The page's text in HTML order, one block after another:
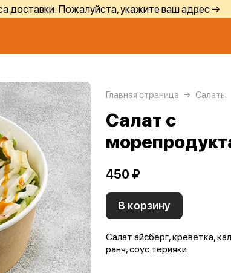
доставки. Пожалуйста, укажите ваш адрес →
Главная страница Салаты
Салат с
450 ₽
В корзину
Салат айсберг, креветка,
ранч, соус терияки